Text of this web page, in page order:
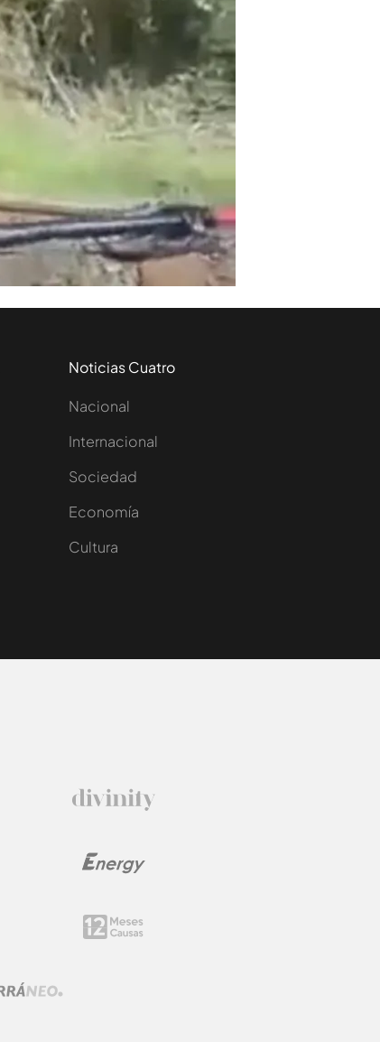
Noticias Cuatro
Nacional
Internacional
Sociedad
Economía
Cultura